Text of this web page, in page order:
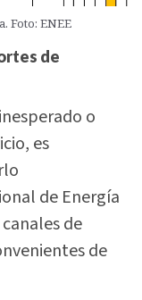
Foto: ENEE
de
o
es
de Energía
de
de